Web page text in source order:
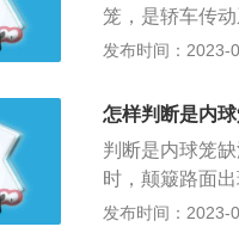
笼，是轿车传
个前车轮，驱
来检测一下车
象，如密封套
发布时间：2023-
怎样判断是内
判断是内球笼
时，颠簸路面
显；行驶的时
发布时间：2023-